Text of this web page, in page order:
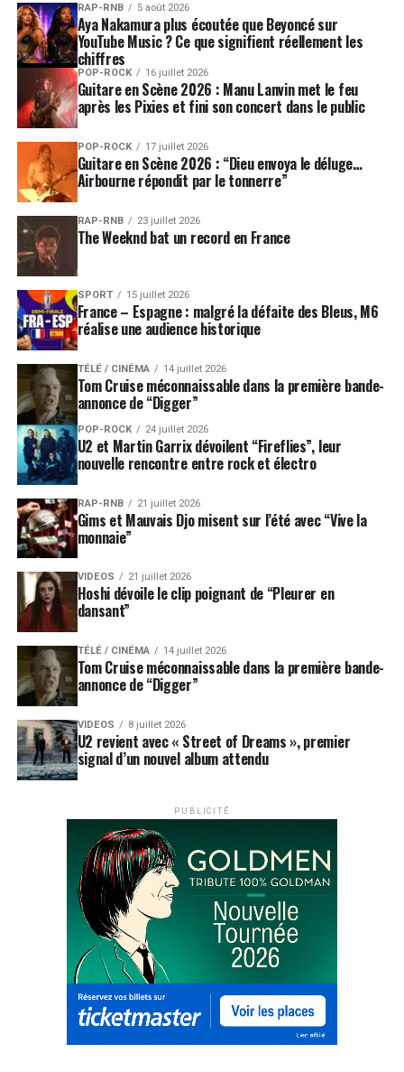
RAP-RNB 5 août 2026
Aya Nakamura plus écoutée que Beyoncé sur
YouTube Music ? Ce que signifient réellement les
chiffres
POP-ROCK 16 juillet 2026
Guitare en Scène 2026 : Manu Lanvin met le feu
après les Pixies et fini son concert dans le public
POP-ROCK 17 juillet 2026
Guitare en Scène 2026 : “Dieu envoya le déluge…
Airbourne répondit par le tonnerre”
RAP-RNB 23 juillet 2026
The Weeknd bat un record en France
SPORT 15 juillet 2026
France – Espagne : malgré la défaite des Bleus, M6
réalise une audience historique
TÉLÉ / CINÉMA 14 juillet 2026
Tom Cruise méconnaissable dans la première bande-
annonce de “Digger”
POP-ROCK 24 juillet 2026
U2 et Martin Garrix dévoilent “Fireflies”, leur
nouvelle rencontre entre rock et électro
RAP-RNB 21 juillet 2026
Gims et Mauvais Djo misent sur l’été avec “Vive la
monnaie”
VIDEOS 21 juillet 2026
Hoshi dévoile le clip poignant de “Pleurer en
dansant”
TÉLÉ / CINÉMA 14 juillet 2026
Tom Cruise méconnaissable dans la première bande-
annonce de “Digger”
VIDEOS 8 juillet 2026
U2 revient avec « Street of Dreams », premier
signal d’un nouvel album attendu
PUBLICITÉ